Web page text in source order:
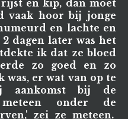
en kip, dan moet
vaak hoor bij jonge
en lachte en
dagen later was het
ik dat ze bloed
zo goed en zo
was, er wat van op te
aankomst bij de
onder de
zei ze meteen.